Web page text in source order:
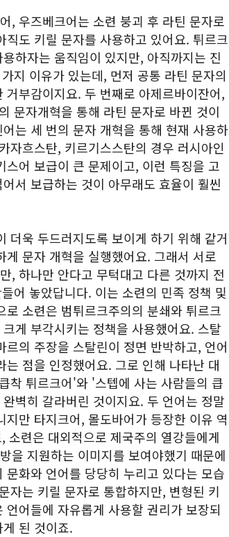
, 우즈베크어는 소련 붕괴 후 라틴 문자로
도 키릴 문자를 사용하고 있어요. 튀르크
하자는 움직임이 있지만, 아직까지는 진
지 이유가 있는데, 먼저 공통 라틴 문자의
부감이지요. 두 번째로 아제르바이잔어,
문자개혁을 통해 라틴 문자로 바뀐 것이
는 세 번의 문자 개혁을 통해 현재 사용하
자흐스탄, 키르기스스탄의 경우 러시아인
어 보급이 큰 문제이고, 이런 특징을 고
서 보급하는 것이 아무래도 효율이 훨씬
더욱 두드러지도록 보이게 하기 위해 같거
문자 개혁을 실행했어요. 그래서 서로
, 하나만 안다고 무턱대고 다른 것까지 전
어 놓았답니다. 이는 소련의 민족 정책 및
소련은 범튀르크주의의 분쇄와 튀르크
게 부각시키는 정책을 사용했어요. 스탈
의 주장을 스탈린이 정면 반박하고, 언어
점을 인정했어요. 그로 인해 나타난 대
착 튀르크어'와 '스텝에 사는 사람들의 큽
벽히 갈라버린 것이지요. 두 언어는 정말
만 타지크어, 몰도바어가 등장한 이유 역
련은 대외적으로 제국주의 열강들에게
을 지원하는 이미지를 보여야했기 때문에
화와 언어를 당당히 누리고 있다는 모습
자는 키릴 문자로 통합하지만, 변형된 키
어들에 자유롭게 사용할 권리가 보장되
된 것이죠.